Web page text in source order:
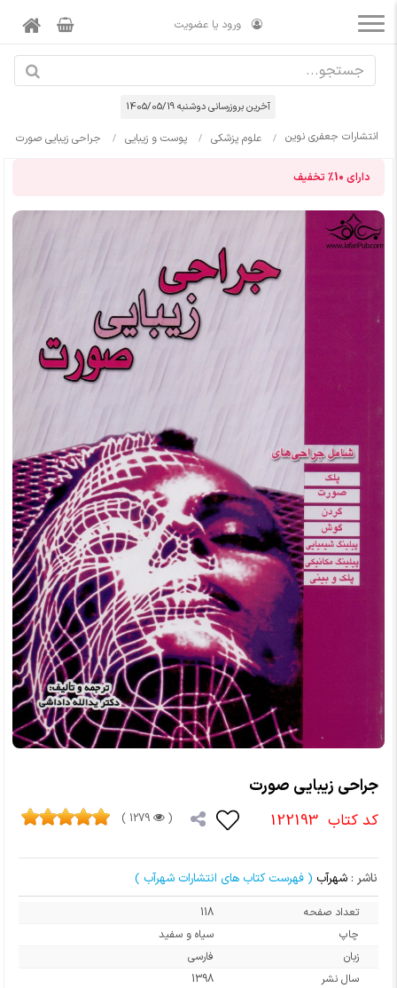
ورود یا عضویت
آخرین بروزرسانی دوشنبه 1405/05/19
انتشارات جعفری نوین علوم پزشکی پوست و زیبایی جراحی زیبایی صورت
دارای 10% تخفیف
جراحی زیبایی صورت
کد کتاب 122193
(
1279 )
ناشر : شهرآب ( فهرست کتاب های انتشارات شهرآب )
تعداد صفحه
118
چاپ
سیاه و سفید
زبان
فارسی
سال نشر
1398